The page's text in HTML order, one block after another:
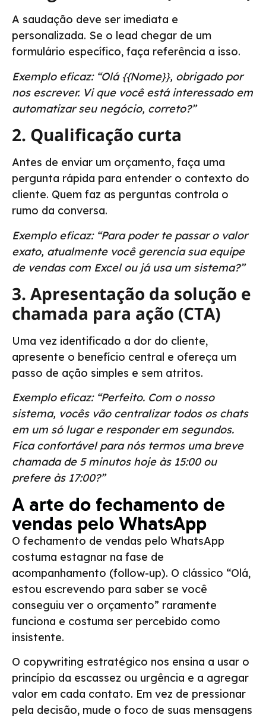
A saudação deve ser imediata e
personalizada. Se o lead chegar de um
formulário específico, faça referência a isso.
Exemplo eficaz: “Olá {{Nome}}, obrigado por
nos escrever. Vi que você está interessado em
automatizar seu negócio, correto?”
2. Qualificação curta
Antes de enviar um orçamento, faça uma
pergunta rápida para entender o contexto do
cliente. Quem faz as perguntas controla o
rumo da conversa.
Exemplo eficaz: “Para poder te passar o valor
exato, atualmente você gerencia sua equipe
de vendas com Excel ou já usa um sistema?”
3. Apresentação da solução e
chamada para ação (CTA)
Uma vez identificado a dor do cliente,
apresente o benefício central e ofereça um
passo de ação simples e sem atritos.
Exemplo eficaz: “Perfeito. Com o nosso
sistema, vocês vão centralizar todos os chats
em um só lugar e responder em segundos.
Fica confortável para nós termos uma breve
chamada de 5 minutos hoje às 15:00 ou
prefere às 17:00?”
A arte do fechamento de
vendas pelo WhatsApp
O fechamento de vendas pelo WhatsApp
costuma estagnar na fase de
acompanhamento (follow-up). O clássico “Olá,
estou escrevendo para saber se você
conseguiu ver o orçamento” raramente
funciona e costuma ser percebido como
insistente.
O copywriting estratégico nos ensina a usar o
princípio da escassez ou urgência e a agregar
valor em cada contato. Em vez de pressionar
pela decisão, mude o foco de suas mensagens